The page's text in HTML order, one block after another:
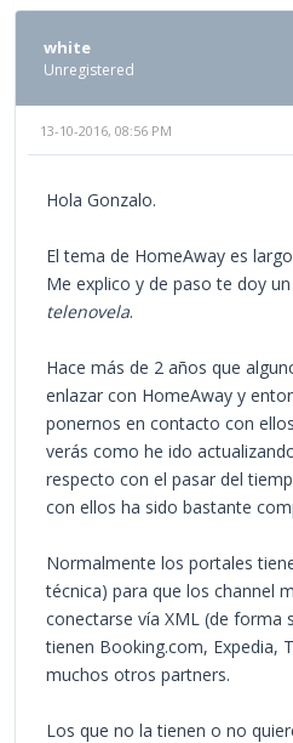
white
Unregistered
13-10-2016, 08:56 PM
Hola Gonzalo.
El tema de HomeAway es
Me explico y de paso te doy
telenovela.
Hace más de 2 años que
enlazar con HomeAway y
ponernos en contacto con
verás como he ido
respecto con el pasar del
con ellos ha sido bastante
Normalmente los portales
técnica) para que los channel
conectarse vía XML (de forma
tienen Booking.com, Expedia,
muchos otros partners.
Los que no la tienen o no